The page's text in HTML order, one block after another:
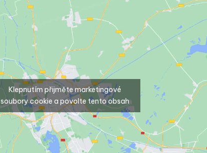
Klepnutím přijměte marketingové
soubory cookie a povolte tento obsah